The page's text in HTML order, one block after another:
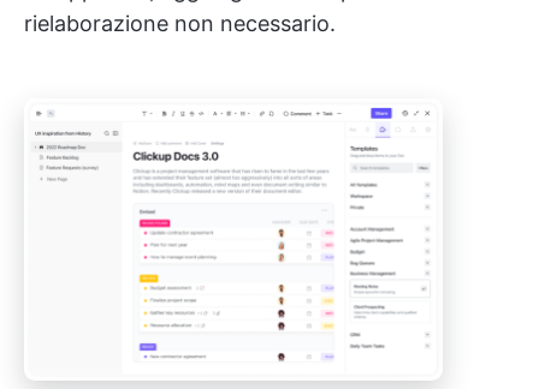
rielaborazione non necessario.